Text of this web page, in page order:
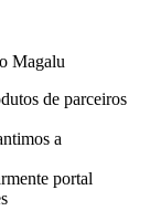
Magalu
de parceiros
a
portal